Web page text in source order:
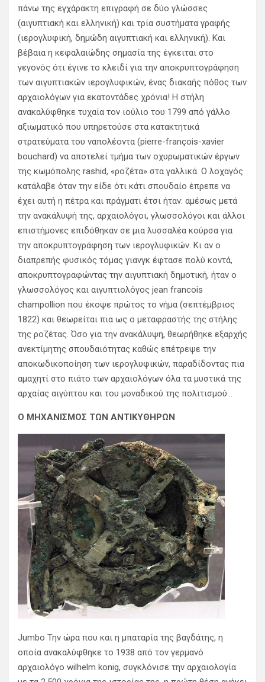
πάνω της εγχάρακτη επιγραφή σε δύο γλώσσες
(αιγυπτιακή και ελληνική) και τρία συστήματα γραφής
(ιερογλυφική, δημώδη αιγυπτιακή και ελληνική). Και
βέβαια η κεφαλαιώδης σημασία της έγκειται στο
γεγονός ότι έγινε το κλειδί για την αποκρυπτογράφηση
των αιγυπτιακών ιερογλυφικών, ένας διακαής πόθος των
αρχαιολόγων για εκατοντάδες χρόνια! Η στήλη
ανακαλύφθηκε τυχαία τον ιούλιο του 1799 από γάλλο
αξιωματικό που υπηρετούσε στα κατακτητικά
στρατεύματα του ναπολέοντα (pierre-françois-xavier
bouchard) να αποτελεί τμήμα των οχυρωματικών έργων
της κωμόπολης rashid, «ροζέτα» στα γαλλικά. Ο λοχαγός
κατάλαβε όταν την είδε ότι κάτι σπουδαίο έπρεπε να
έχει αυτή η πέτρα και πράγματι έτσι ήταν: αμέσως μετά
την ανακάλυψή της, αρχαιολόγοι, γλωσσολόγοι και άλλοι
επιστήμονες επιδόθηκαν σε μια λυσσαλέα κούρσα για
την αποκρυπτογράφηση των ιερογλυφικών. Κι αν ο
διαπρεπής φυσικός τόμας γιανγκ έφτασε πολύ κοντά,
αποκρυπτογραφώντας την αιγυπτιακή δημοτική, ήταν ο
γλωσσολόγος και αιγυπτιολόγος jean francois
champollion που έκοψε πρώτος το νήμα (σεπτέμβριος
1822) και θεωρείται πια ως ο μεταφραστής της στήλης
της ροζέτας. Όσο για την ανακάλυψη, θεωρήθηκε εξαρχής
ανεκτίμητης σπουδαιότητας καθώς επέτρεψε την
αποκωδικοποίηση των ιερογλυφικών, παραδίδοντας πια
αμαχητί στο πιάτο των αρχαιολόγων όλα τα μυστικά της
αρχαίας αιγύπτου και του μοναδικού της πολιτισμού…
Ο ΜΗΧΑΝΙΣΜΟΣ ΤΩΝ ΑΝΤΙΚΥΘΗΡΩΝ
Jumbo Την ώρα που και η μπαταρία της βαγδάτης, η
οποία ανακαλύφθηκε το 1938 από τον γερμανό
αρχαιολόγο wilhelm konig, συγκλόνισε την αρχαιολογία